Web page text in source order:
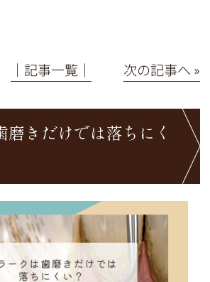
│記事一覧│ 次の記事へ »
磨きだけでは落ちにく